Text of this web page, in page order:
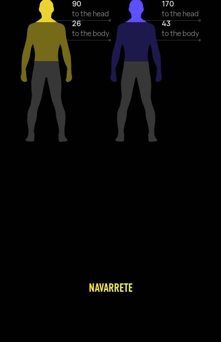
90
to the head
26
to the body
170
to the head
43
to the body
NAVARRETE